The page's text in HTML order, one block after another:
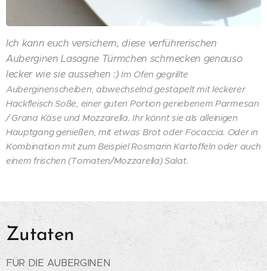
Ich kann euch versichern, diese verführerischen
Auberginen Lasagne Türmchen schmecken genauso
lecker wie sie aussehen :) Im Ofen gegrillte
Auberginenscheiben, abwechselnd gestapelt mit leckerer
Hackfleisch Soße, einer guten Portion geriebenem Parmesan
/Grana Käse und Mozzarella. Ihr könnt sie als alleinigen
Hauptgang genießen, mit etwas Brot oder Focaccia. Oder in
Kombination mit zum Beispiel Rosmarin Kartoffeln oder auch
einem frischen (Tomaten/Mozzarella) Salat.
Zutaten
FÜR DIE AUBERGINEN